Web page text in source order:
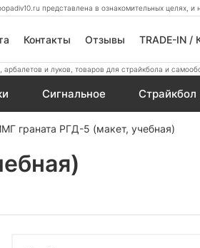
представлена в ознакомительных целях,
Контакты Отзывы TRADE-IN /
и луков, товаров для страйкбола и
Сигнальное Страйкбол
граната РГД-5 (макет, учебная)